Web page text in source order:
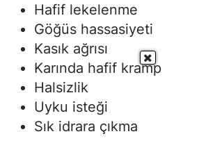
Hafif lekelenme
Göğüs hassasiyeti
Kasık ağrısı
Karında hafif kramp
Halsizlik
Uyku isteği
Sık idrara çıkma